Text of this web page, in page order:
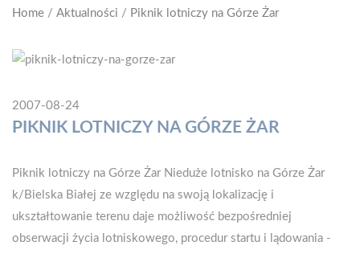
Home / Aktualności / Piknik lotniczy na Górze Żar
2007-08-24
PIKNIK LOTNICZY NA GÓRZE ŻAR
Piknik lotniczy na Górze Żar Nieduże lotnisko na Górze Żar
k/Bielska Białej ze względu na swoją lokalizację i
ukształtowanie terenu daje możliwość bezpośredniej
obserwacji życia lotniskowego, procedur startu i lądowania -